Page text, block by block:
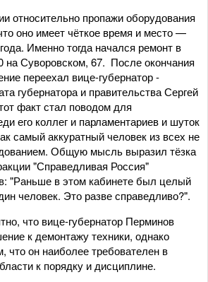
относительно пропажи оборудования
оно имеет чёткое время и место —
Именно тогда начался ремонт в
на Суворовском, 67. После окончания
переехал вице-губернатор -
губернатора и правительства Сергей
факт стал поводом для
его коллег и парламентариев и шуток
самый аккуратный человек из всех не
Общую мысль выразил тёзка
"Справедливая Россия"
"Раньше в этом кабинете был целый
человек. Это разве справедливо?".
что вице-губернатор Перминов
к демонтажу техники, однако
что он наиболее требователен в
к порядку и дисциплине.